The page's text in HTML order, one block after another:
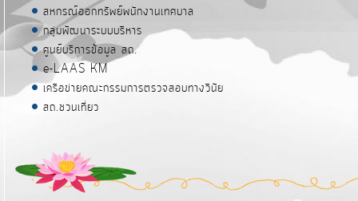
สหกรณ์ออกทรัพย์พนักงานเทศบาล
กลุ่มพัฒนาระบบบริหาร
ศูนย์บริการข้อมูล สถ.
e-LAAS KM
เครือข่ายคณะกรรมการตรวจสอบทางวินัย
สถ.ชวนเที่ยว